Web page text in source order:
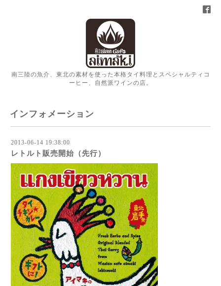
南三陸の魚介、東北の素材を使った本格タイ料理とスペシャルティコ
ーヒー、自然派ワインの店。
インフォメーション
2013-06-14 19:38:00
レトルト販売開始（先行）